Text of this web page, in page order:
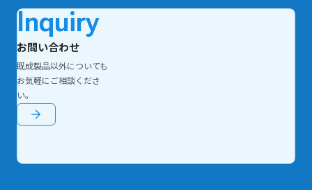
Inquiry
お問い合わせ
既成製品以外についても
お気軽にご相談くださ
い。